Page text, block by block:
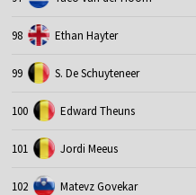
98 Ethan Hayter
99 S. De Schuyteneer
100 Edward Theuns
101 Jordi Meeus
102 Matevz Govekar